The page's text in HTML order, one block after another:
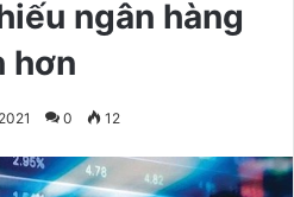
ngân hàng
hơn
0 12